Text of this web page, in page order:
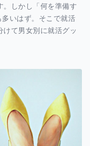
しかし「何を準備す
いはず。そこで就活
て男女別に就活グッ